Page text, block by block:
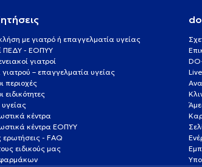
με γιατρό ή επαγγελματία υγείας
ΠΕΔΥ - ΕΟΠΥΥ
γιατροί
– επαγγελματία υγείας
περιοχές
ειδικότητες
κέντρα
κέντρα ΕΟΠΥΥ
ερωτήσεις - FAQ
ειδικούς μας